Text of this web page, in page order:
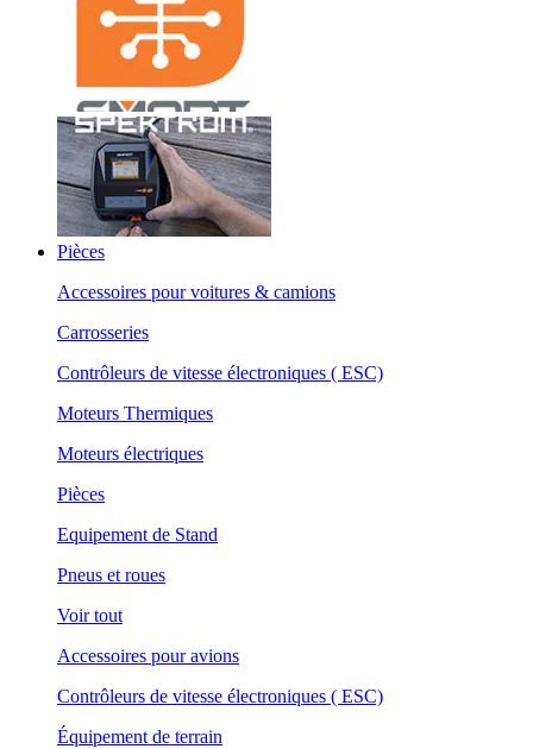
Pièces
Accessoires pour voitures & camions
Carrosseries
Contrôleurs de vitesse électroniques ( ESC)
Moteurs Thermiques
Moteurs électriques
Pièces
Equipement de Stand
Pneus et roues
Voir tout
Accessoires pour avions
Contrôleurs de vitesse électroniques ( ESC)
Équipement de terrain